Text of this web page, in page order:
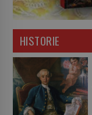
HISTORIE